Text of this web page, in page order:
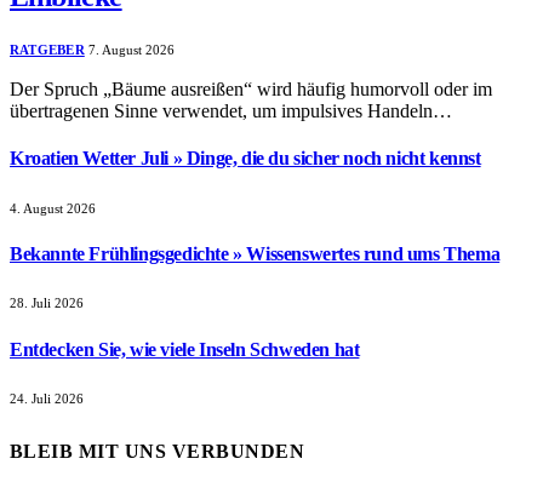
RATGEBER 7. August 2026
Der Spruch „Bäume ausreißen“ wird häufig humorvoll oder im
übertragenen Sinne verwendet, um impulsives Handeln…
Kroatien Wetter Juli » Dinge, die du sicher noch nicht kennst
4. August 2026
Bekannte Frühlingsgedichte » Wissenswertes rund ums Thema
28. Juli 2026
Entdecken Sie, wie viele Inseln Schweden hat
24. Juli 2026
BLEIB MIT UNS VERBUNDEN